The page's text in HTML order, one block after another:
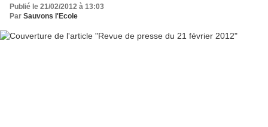
Publié le 21/02/2012 à 13:03
Par Sauvons l'Ecole